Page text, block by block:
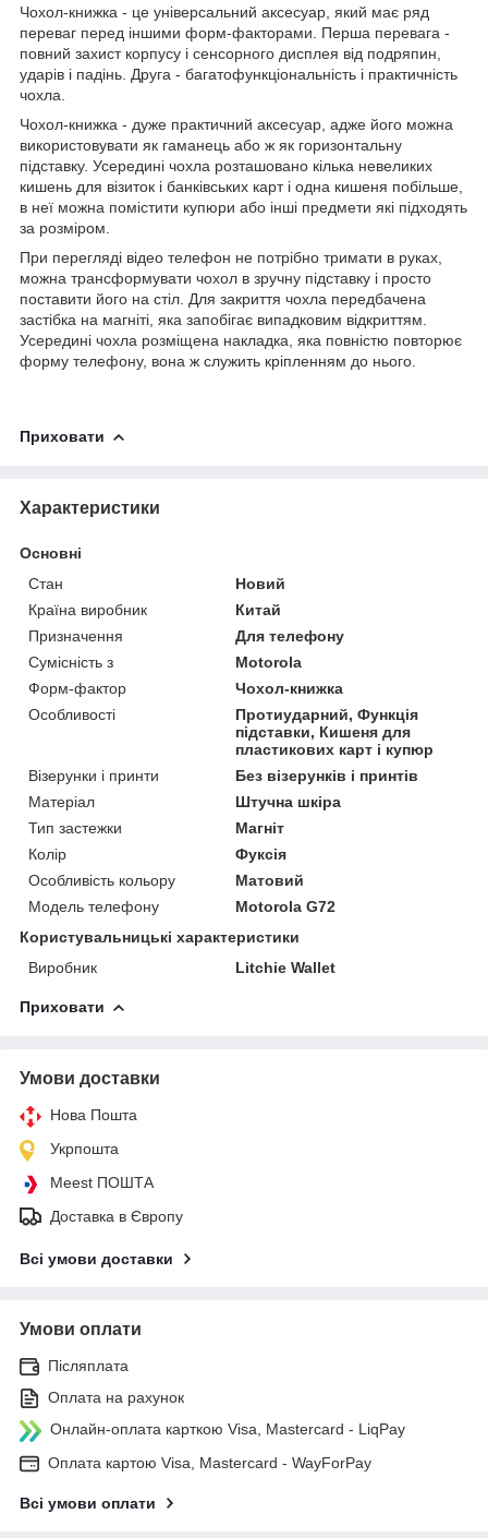
Чохол-книжка - це універсальний аксесуар, який має ряд
переваг перед іншими форм-факторами. Перша перевага -
повний захист корпусу і сенсорного дисплея від подряпин,
ударів і падінь. Друга - багатофункціональність і практичність
чохла.
Чохол-книжка - дуже практичний аксесуар, адже його можна
використовувати як гаманець або ж як горизонтальну
підставку. Усередині чохла розташовано кілька невеликих
кишень для візиток і банківських карт і одна кишеня побільше,
в неї можна помістити купюри або інші предмети які підходять
за розміром.
При перегляді відео телефон не потрібно тримати в руках,
можна трансформувати чохол в зручну підставку і просто
поставити його на стіл. Для закриття чохла передбачена
застібка на магніті, яка запобігає випадковим відкриттям.
Усередині чохла розміщена накладка, яка повністю повторює
форму телефону, вона ж служить кріпленням до нього.
Приховати
Характеристики
Основні
Стан
Новий
Країна виробник
Китай
Призначення
Для телефону
Сумісність з
Motorola
Форм-фактор
Чохол-книжка
Особливості
Протиударний, Функція
підставки, Кишеня для
пластикових карт і купюр
Візерунки і принти
Без візерунків і принтів
Матеріал
Штучна шкіра
Тип застежки
Магніт
Колір
Фуксія
Особливість кольору
Матовий
Модель телефону
Motorola G72
Користувальницькі характеристики
Виробник
Litchie Wallet
Приховати
Умови доставки
Нова Пошта
Укрпошта
Meest ПОШТА
Доставка в Європу
Всі умови доставки
Умови оплати
Післяплата
Оплата на рахунок
Онлайн-оплата карткою Visa, Mastercard - LiqPay
Оплата картою Visa, Mastercard - WayForPay
Всі умови оплати